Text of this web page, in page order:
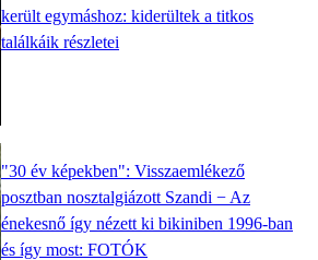
került egymáshoz: kiderültek a titkos
találkáik részletei
"30 év képekben": Visszaemlékező
posztban nosztalgiázott Szandi − Az
énekesnő így nézett ki bikiniben 1996-ban
és így most: FOTÓK